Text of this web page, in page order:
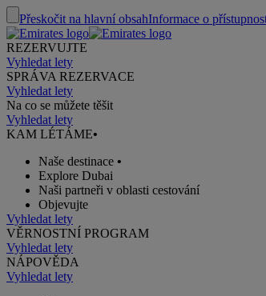
Přeskočit na hlavní obsahInformace o
REZERVUJTE
Vyhledat lety
SPRÁVA REZERVACE
Vyhledat lety
Na co se můžete těšit
Vyhledat lety
KAM LÉTÁME•
Naše destinace •
Explore Dubai
Naši partneři v oblasti cestování
Objevujte
Vyhledat lety
VĚRNOSTNÍ PROGRAM
Vyhledat lety
NÁPOVĚDA
Vyhledat lety